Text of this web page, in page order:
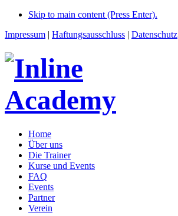
Skip to main content (Press Enter).
Impressum | Haftungsausschluss | Datenschutz
Home
Über uns
Die Trainer
Kurse und Events
FAQ
Events
Partner
Verein